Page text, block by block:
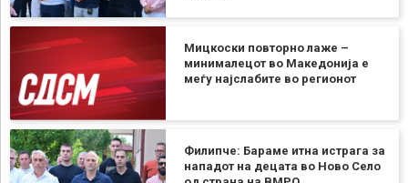
Мицкоски повторно лаже –
минималецот во Македонија е
меѓу најслабите во регионот
Филипче: Бараме итна истрага за
нападот на децата во Ново Село